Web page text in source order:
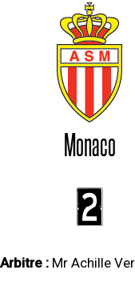
Monaco
2
Arbitre : Mr Achille